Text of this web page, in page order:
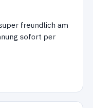
freundlich am
sofort per